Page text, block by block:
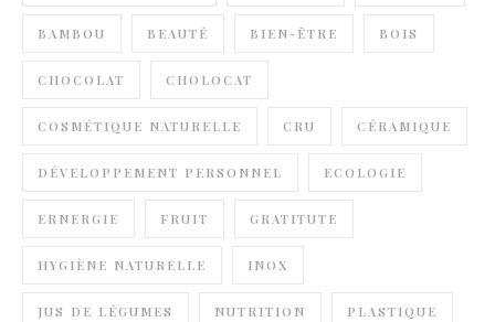
BAMBOU BEAUTÉ BIEN-ÊTRE BOIS
CHOCOLAT CHOLOCAT
COSMÉTIQUE NATURELLE CRU CÉRAMIQUE
DÉVELOPPEMENT PERSONNEL ECOLOGIE
ERNERGIE FRUIT GRATITUTE
HYGIÈNE NATURELLE INOX
JUS DE LÉGUMES NUTRITION PLASTIQUE